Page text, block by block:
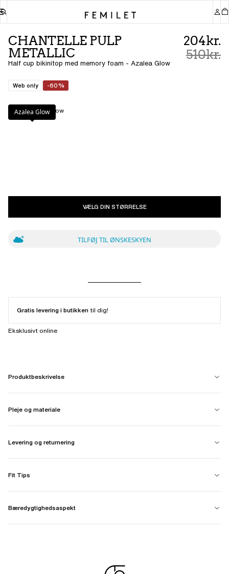
CHANTELLE PULP
METALLIC
Half cup bikinitop med memory foam - Azalea Glow
204kr.
510kr.
Web only -60%
Farve: Azalea Glow
Azalea Glow
VÆLG DIN STØRRELSE
TILFØJ TIL ØNSKESKYEN
Gratis levering i butikken til dig!
Eksklusivt online
Produktbeskrivelse
Pleje og materiale
Levering og returnering
Fit Tips
Bæredygtighedsaspekt